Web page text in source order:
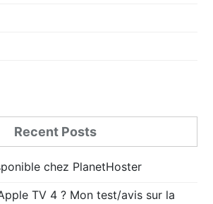
Recent Posts
chez PlanetHoster
TV 4 ? Mon test/avis sur la